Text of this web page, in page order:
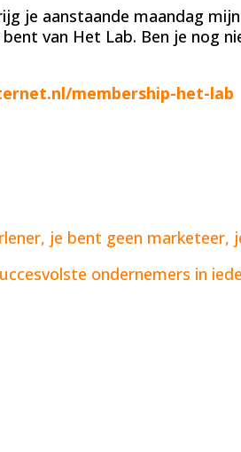
je aanstaande maandag
van Het Lab. Ben je nog
membership-het-lab
je bent geen marketeer,
ondernemers in